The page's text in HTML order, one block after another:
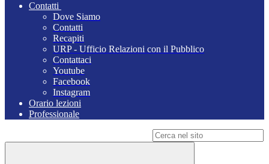
Contatti
Dove Siamo
Contatti
Recapiti
URP - Ufficio Relazioni con il Pubblico
Contattaci
Youtube
Facebook
Instagram
Orario lezioni
Professionale